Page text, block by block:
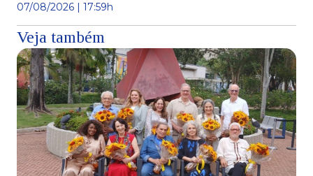
07/08/2026 | 17:59h
Veja também